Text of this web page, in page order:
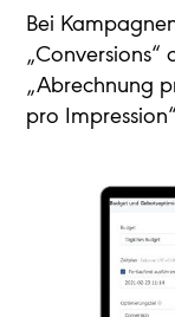
Bei
„Conversions“
„Abrechnung
pro